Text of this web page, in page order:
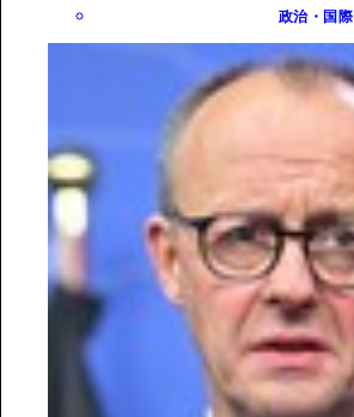
政治・国際